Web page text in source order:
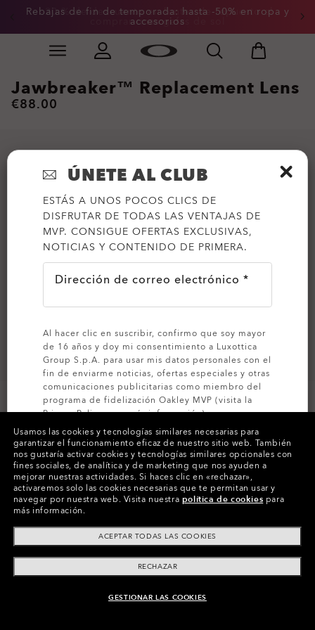
Skip to
Rebajas de fin de temporada: hasta -50% en ropa y
accesorios
-20 % de descuento en lentes de repuesto al
comprar unas gafas de sol
Slide 3 of 3. -20 % de descuento en lentes de
AÑADIR AL CARRITO
Jawbreaker™ Replacement Lens
€88.00
Colores (19) LentesPrizm Jade,
Paga a plazos
Usamos las cookies y tecnologías similares necesarias para
garantizar el funcionamiento eficaz de nuestro sitio web. También
nos gustaría activar cookies y tecnologías similares opcionales con
fines sociales, de analítica y de marketing que nos ayuden a
mejorar nuestras actividades. Si haces clic en «rechazar»,
activaremos solo las cookies necesarias que te permitan usar y
navegar por nuestra web. Visita nuestra política de cookies para
más información.
ACEPTAR TODAS LAS COOKIES
RECHAZAR
GESTIONAR LAS COOKIES
ÚNETE AL CLUB
ESTÁS A UNOS POCOS CLICS DE
DISFRUTAR DE TODAS LAS VENTAJAS DE
MVP. CONSIGUE OFERTAS EXCLUSIVAS,
NOTICIAS Y CONTENIDO DE PRIMERA.
Dirección de correo electrónico *
Al hacer clic en suscribir, confirmo que soy mayor
de 16 años y doy mi consentimiento a Luxottica
Group S.p.A. para usar mis datos personales con el
fin de enviarme noticias, ofertas especiales y otras
comunicaciones publicitarias como miembro del
programa de fidelización Oakley MVP (visita la
Privacy Policypara más información).
SUSCRÍBETE